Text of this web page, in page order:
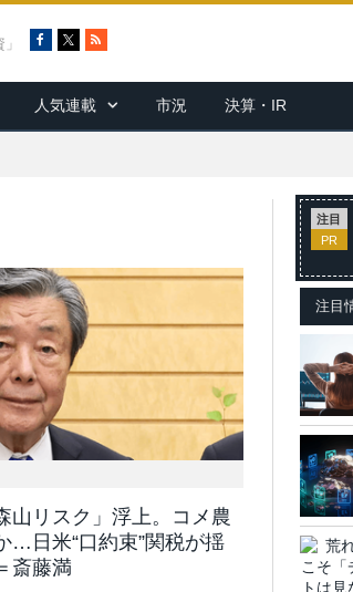
c
e
b
R
S
人気連載 市況 決算・IR
山リスク」浮上。コメ農
…日米“口約束”関税が揺
斎藤満
注目
PR
注目